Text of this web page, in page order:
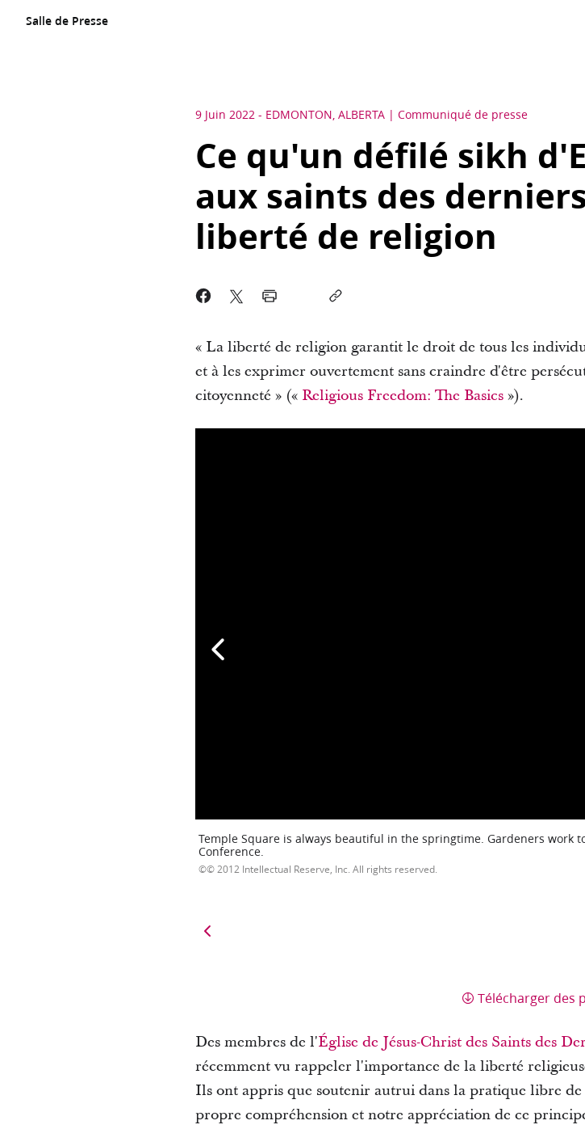
Salle de Presse
9 Juin 2022 - EDMONTON, ALBERTA Communiqué de presse
Ce qu'un défilé sikh
aux saints des
liberté de religion
« La liberté de religion garantit le droit de tous les
et à les exprimer ouvertement sans craindre d'être
citoyenneté » (« Religious Freedom: The Basics»).
Temple Square is always beautiful in the springtime. Gardeners work
Conference.
© 2012 Intellectual Reserve, Inc. All rights reserved.
Télécharger des
Des membres de l'Église de Jésus-Christ des Saints des
récemment vu rappeler l'importance de la liberté
Ils ont appris que soutenir autrui dans la pratique libre
propre compréhension et notre appréciation de ce